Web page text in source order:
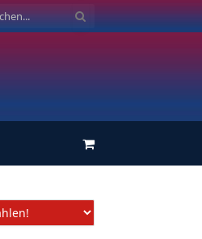
Einkaufswagen